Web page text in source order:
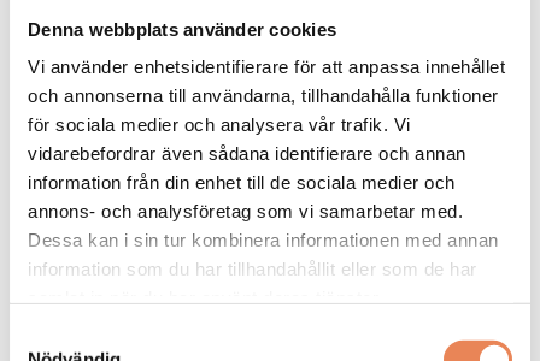
Denna webbplats använder cookies
Vi använder enhetsidentifierare för att anpassa innehållet
och annonserna till användarna, tillhandahålla funktioner
för sociala medier och analysera vår trafik. Vi
vidarebefordrar även sådana identifierare och annan
information från din enhet till de sociala medier och
annons- och analysföretag som vi samarbetar med.
Dessa kan i sin tur kombinera informationen med annan
information som du har tillhandahållit eller som de har
Vad har du gjort de första veckorna på nya
jobbet?
– Jag har lärt känna fastigheten – som är stor!
Skogshem & Wijkär stort både invändigt och
utvändigt. Och jag har framfört allt lärt känna
teamet, försökt vara med i olika avdelningars
arbetspass. Och så har jag så klart fokuserat på att
lära känna ägarna, Thomas och Ann Nagel.